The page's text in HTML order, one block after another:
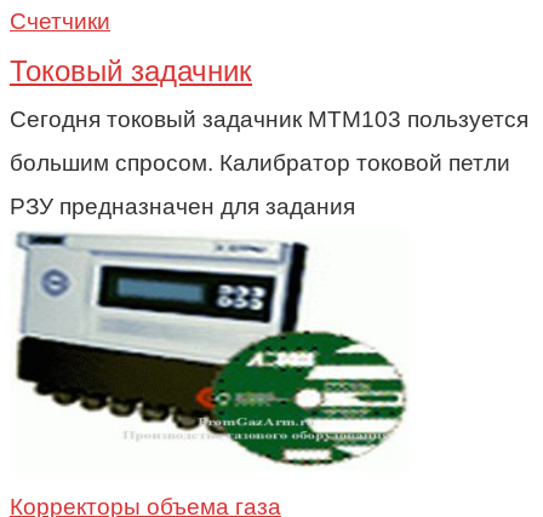
Счетчики
Токовый задачник
Сегодня токовый задачник МТМ103 пользуется
большим спросом. Калибратор токовой петли
РЗУ предназначен для задания
Корректоры объема газа